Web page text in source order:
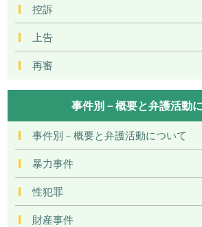
控訴
上告
再審
事件別－概要と弁護活動
事件別－概要と弁護活動について
暴力事件
性犯罪
財産事件